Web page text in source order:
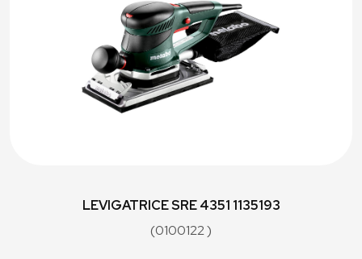
LEVIGATRICE SRE 4351 1135193
(0100122 )